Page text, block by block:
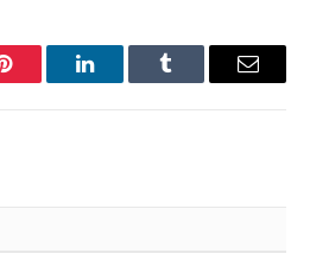
Pinterest LinkedInTumblr Email